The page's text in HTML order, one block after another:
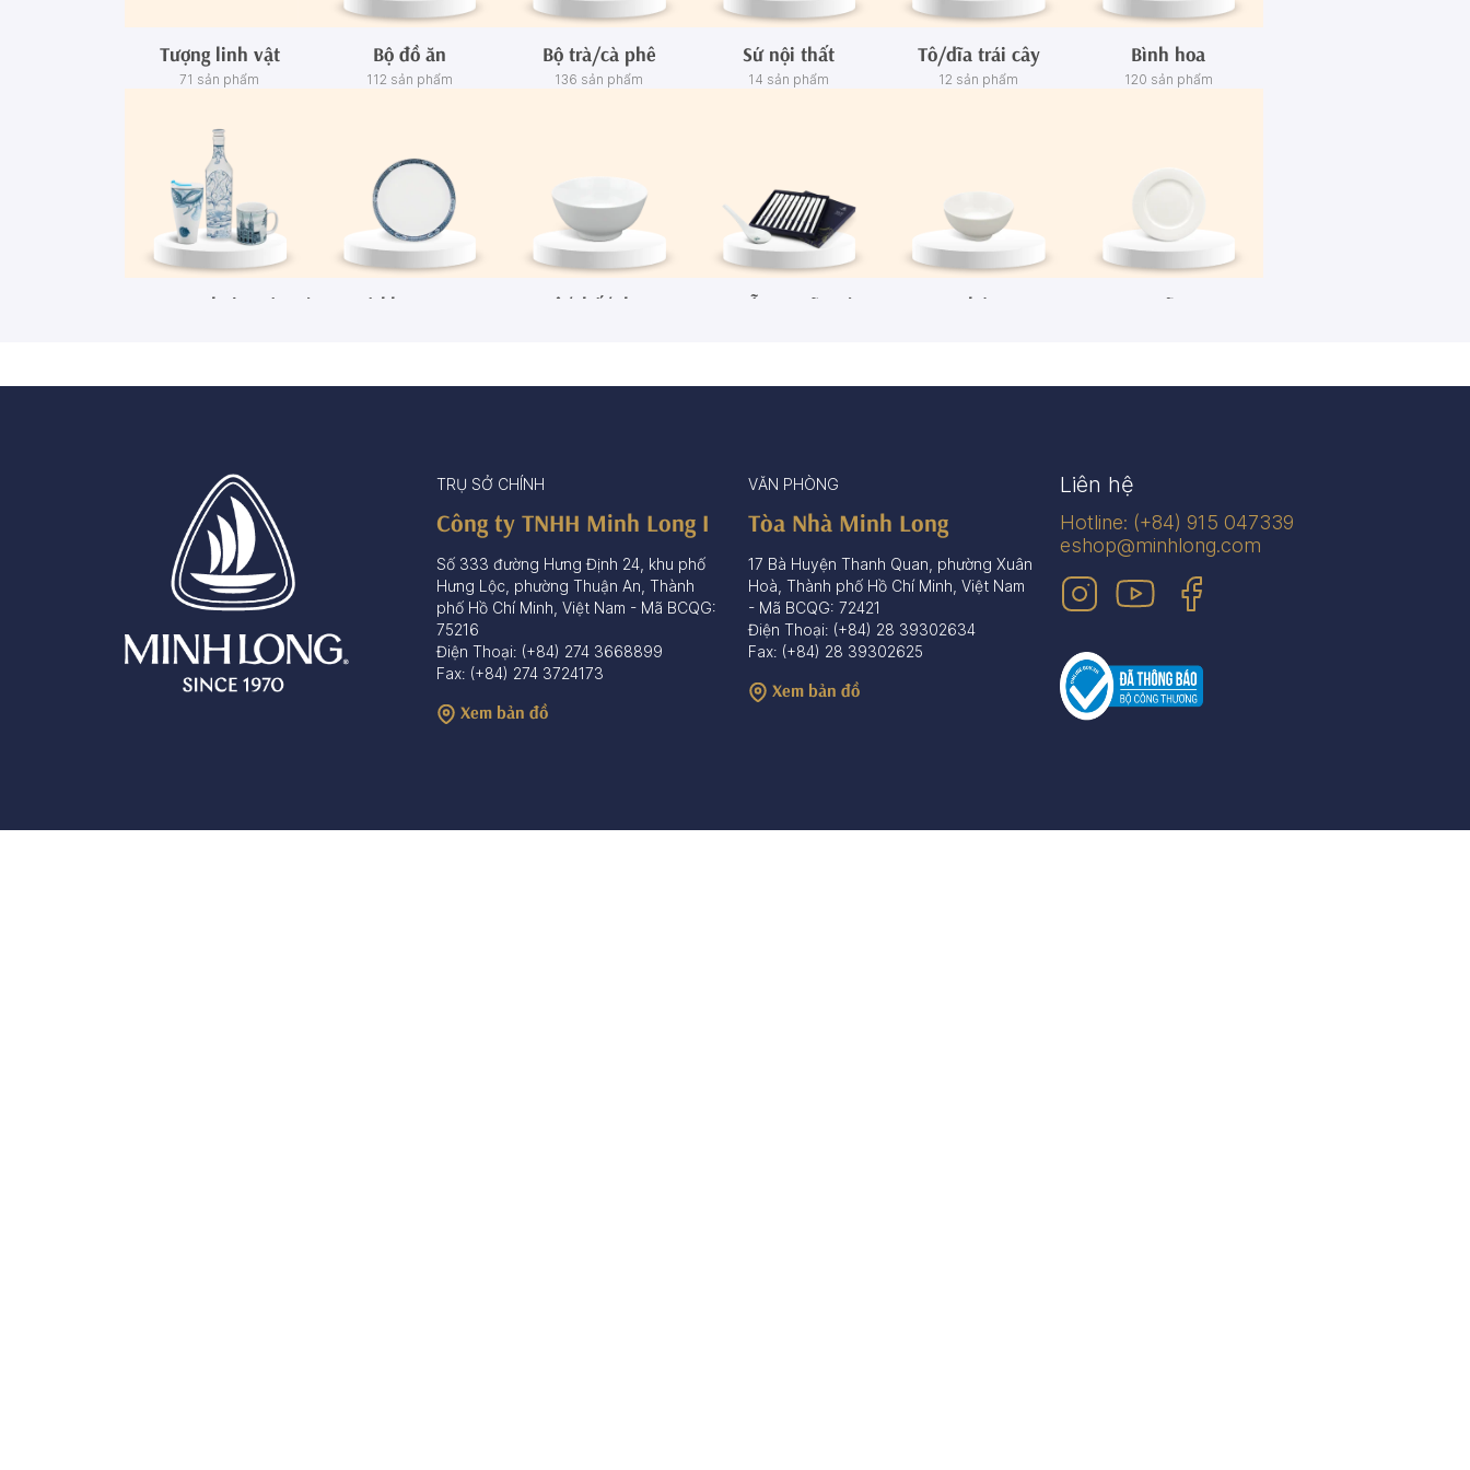
Tượng linh vật
71 sản phẩm
Bộ đồ ăn
112 sản phẩm
Bộ trà/cà phê
136 sản phẩm
Sứ nội thất
14 sản phẩm
Tô/dĩa trái cây
12 sản phẩm
Bình hoa
120 sản phẩm
Ca - Ly - Chai - Hộp sứ Bộ khay rượu Tô/Thố/Khay Muỗng - Đũa sứ Chén Dĩa
TRỤ SỞ CHÍNH
Công ty TNHH Minh Long I
Số 333 đường Hưng Định 24, khu phố
Hưng Lộc, phường Thuận An, Thành
phố Hồ Chí Minh, Việt Nam - Mã BCQG:
75216
Điện Thoại: (+84) 274 3668899
Fax: (+84) 274 3724173
Xem bản đồ
VĂN PHÒNG
Tòa Nhà Minh Long
17 Bà Huyện Thanh Quan, phường Xuân
Hoà, Thành phố Hồ Chí Minh, Việt Nam
- Mã BCQG: 72421
Điện Thoại: (+84) 28 39302634
Fax: (+84) 28 39302625
Xem bản đồ
Liên hệ
Hotline: (+84) 915 047339
eshop@minhlong.com